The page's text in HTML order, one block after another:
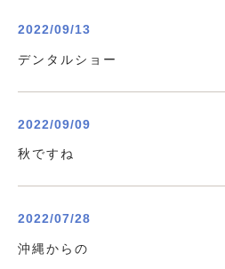
2022/09/13
デンタルショー
2022/09/09
秋ですね
2022/07/28
沖縄からの